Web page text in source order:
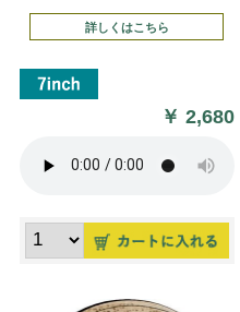
詳しくはこちら
￥2,680